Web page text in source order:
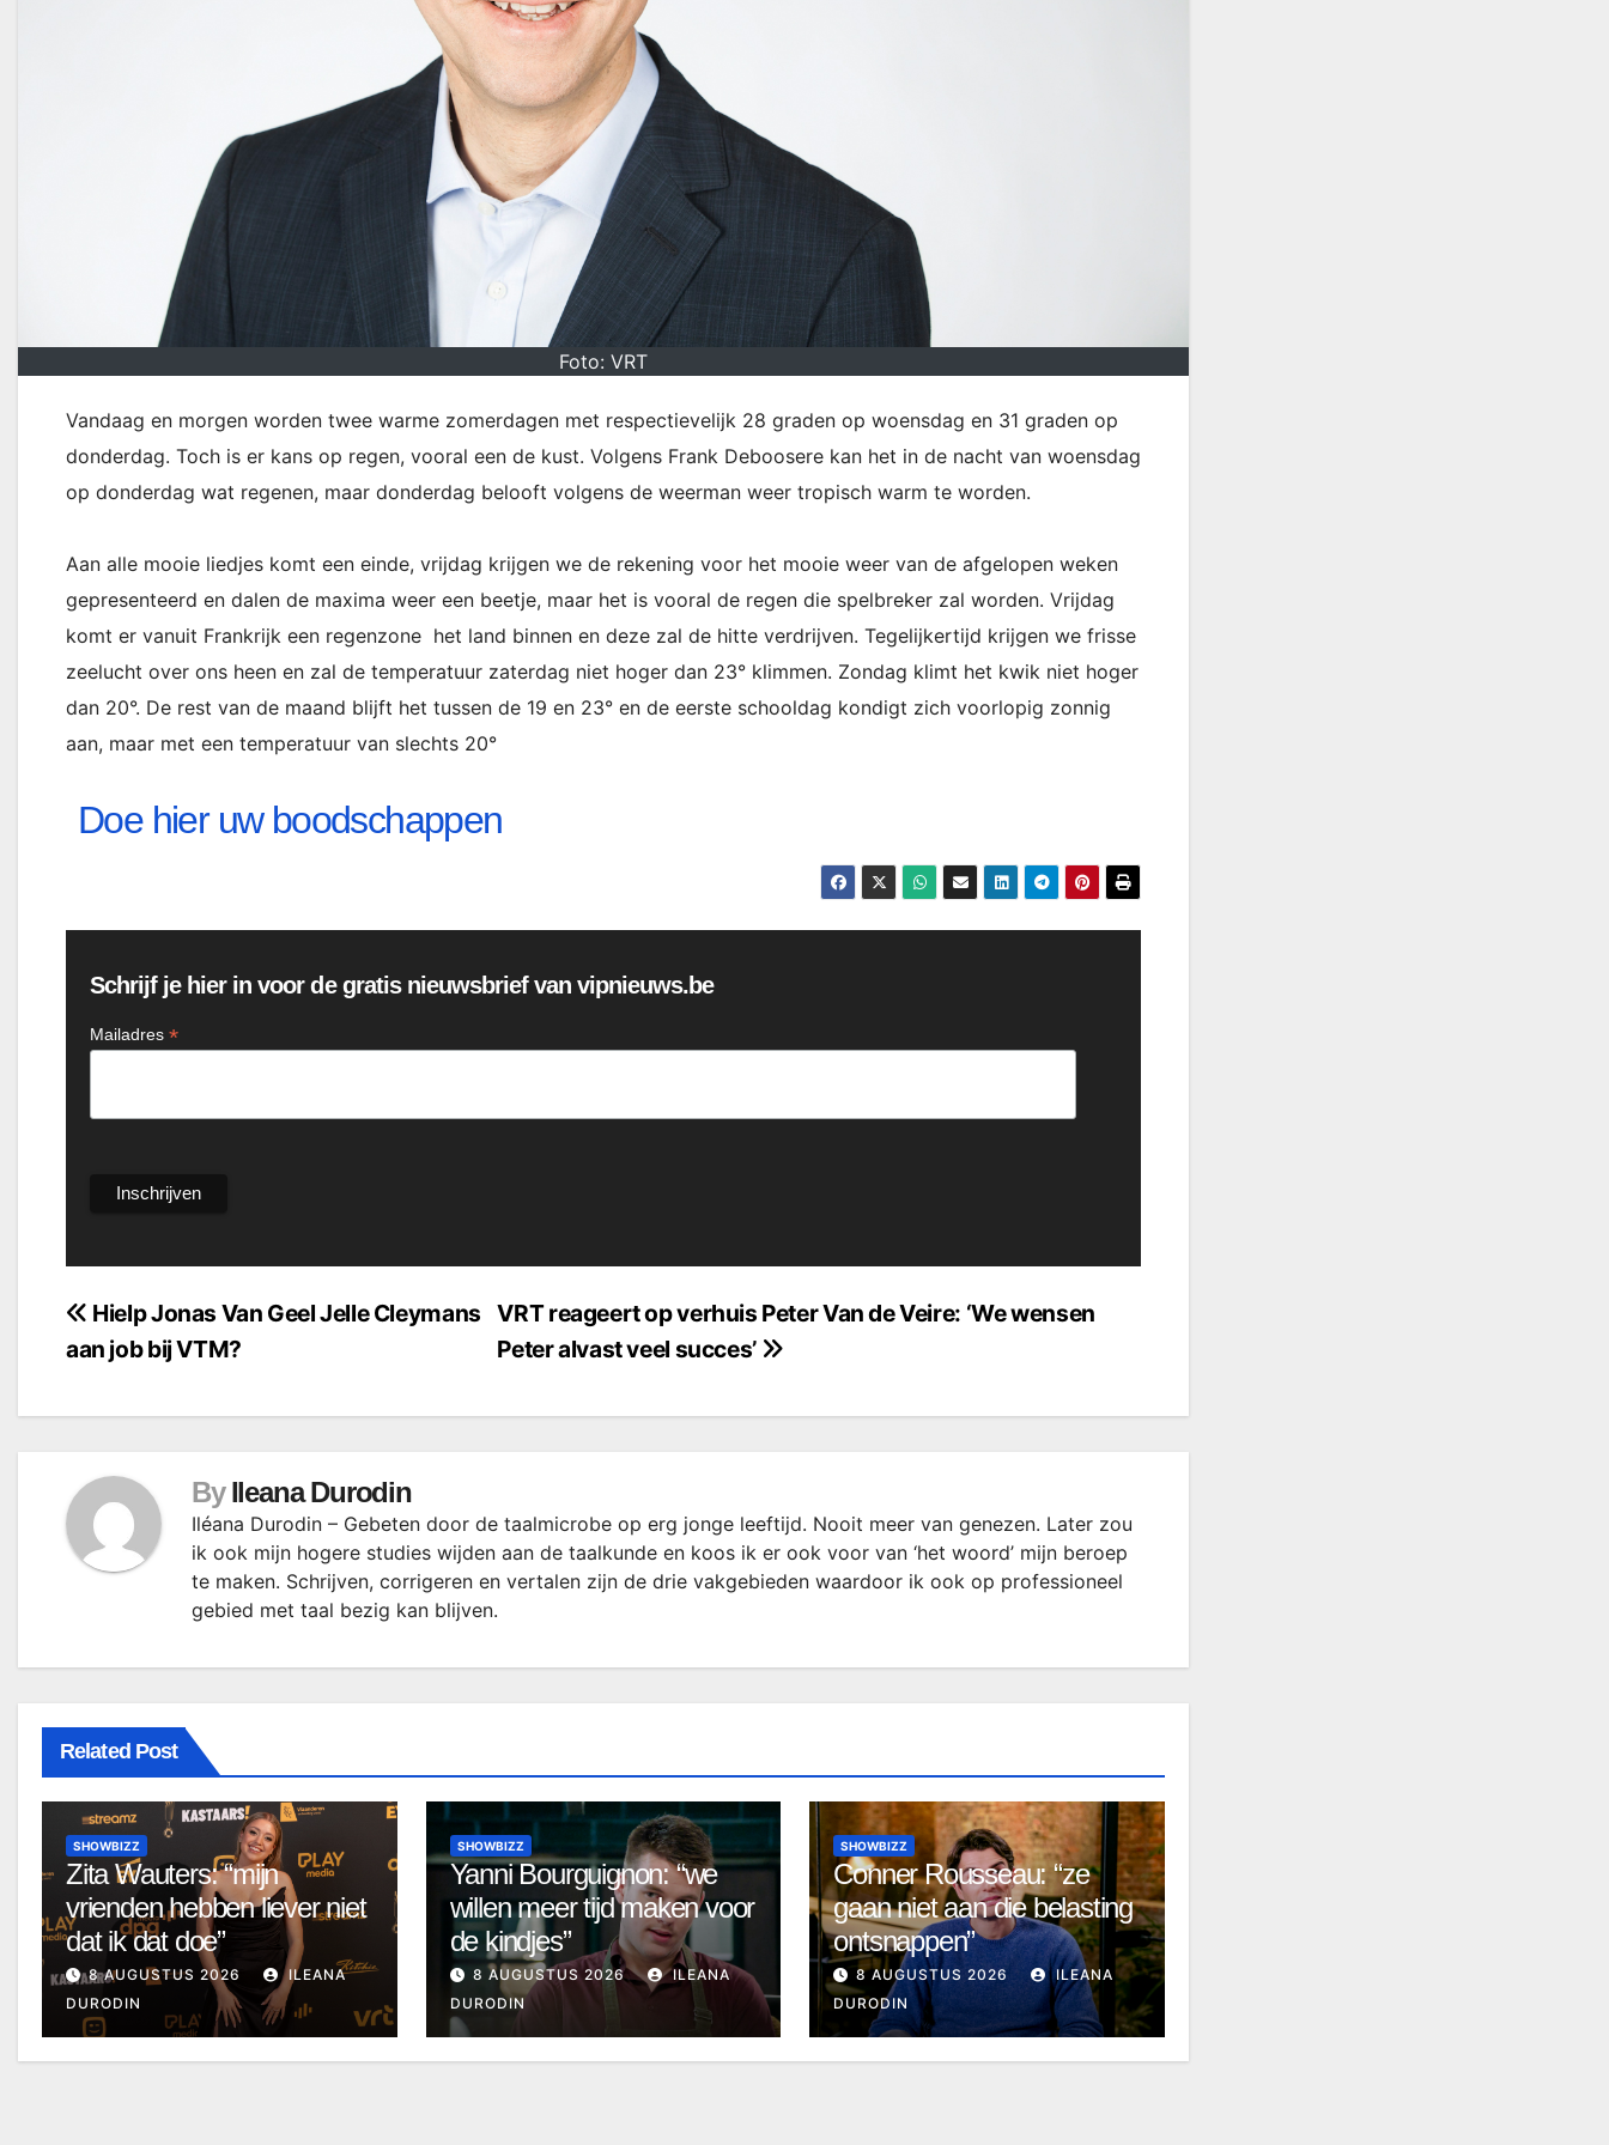
Foto: VRT
Vandaag en morgen worden twee warme zomerdagen met respectievelijk 28 graden op woensdag en 31 graden op
donderdag. Toch is er kans op regen, vooral een de kust. Volgens Frank Deboosere kan het in de nacht van woensdag
op donderdag wat regenen, maar donderdag belooft volgens de weerman weer tropisch warm te worden.
Aan alle mooie liedjes komt een einde, vrijdag krijgen we de rekening voor het mooie weer van de afgelopen weken
gepresenteerd en dalen de maxima weer een beetje, maar het is vooral de regen die spelbreker zal worden. Vrijdag
komt er vanuit Frankrijk een regenzone het land binnen en deze zal de hitte verdrijven. Tegelijkertijd krijgen we frisse
zeelucht over ons heen en zal de temperatuur zaterdag niet hoger dan 23° klimmen. Zondag klimt het kwik niet hoger
dan 20°. De rest van de maand blijft het tussen de 19 en 23° en de eerste schooldag kondigt zich voorlopig zonnig
aan, maar met een temperatuur van slechts 20°
Doe hier uw boodschappen
Schrijf je hier in voor de gratis nieuwsbrief van vipnieuws.be
Mailadres *
Bericht
navigatie
VRT reageert op verhuis Peter Van de Veire: ‘We wensen
Peter alvast veel succes’
Hielp Jonas Van Geel Jelle Cleymans
aan job bij VTM?
By Ileana Durodin
Iléana Durodin – Gebeten door de taalmicrobe op erg jonge leeftijd. Nooit meer van genezen. Later zou
ik ook mijn hogere studies wijden aan de taalkunde en koos ik er ook voor van ‘het woord’ mijn beroep
te maken. Schrijven, corrigeren en vertalen zijn de drie vakgebieden waardoor ik ook op professioneel
gebied met taal bezig kan blijven.
Related Post
SHOWBIZZ
Zita Wauters: “mijn
vrienden hebben liever niet
dat ik dat doe”
8 AUGUSTUS 2026
ILEANA
DURODIN
SHOWBIZZ
Yanni Bourguignon: “we
willen meer tijd maken voor
de kindjes”
8 AUGUSTUS 2026
ILEANA
DURODIN
SHOWBIZZ
Conner Rousseau: “ze
gaan niet aan die belasting
ontsnappen”
8 AUGUSTUS 2026
ILEANA
DURODIN